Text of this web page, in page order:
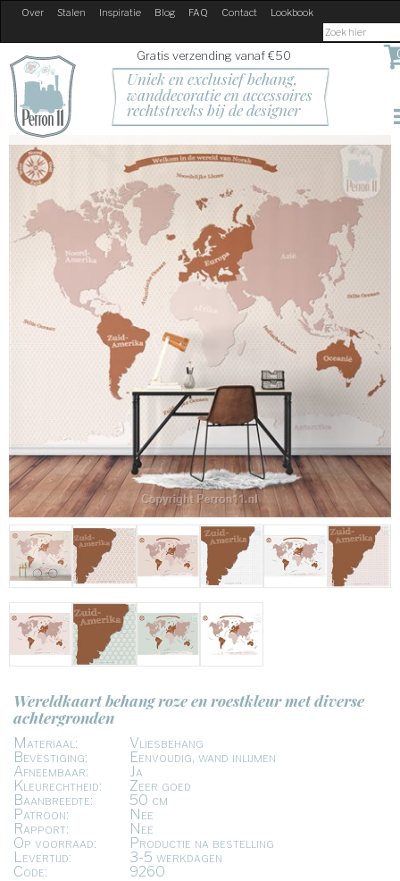
Over Stalen Inspiratie Blog FAQ Contact Lookbook
Gratis verzending vanaf €50
Uniek en exclusief behang,
wanddecoratie en accessoires
rechtstreeks bij de designer
Wereldkaart behang roze en roestkleur met diverse
achtergronden
Materiaal:
Vliesbehang
Bevestiging:
Eenvoudig, wand inlijmen
Afneembaar:
Ja
Kleurechtheid:
Zeer goed
Baanbreedte:
50 cm
Patroon:
Nee
Rapport:
Nee
Op voorraad:
Productie na bestelling
Levertijd:
3-5 werkdagen
Code:
9260